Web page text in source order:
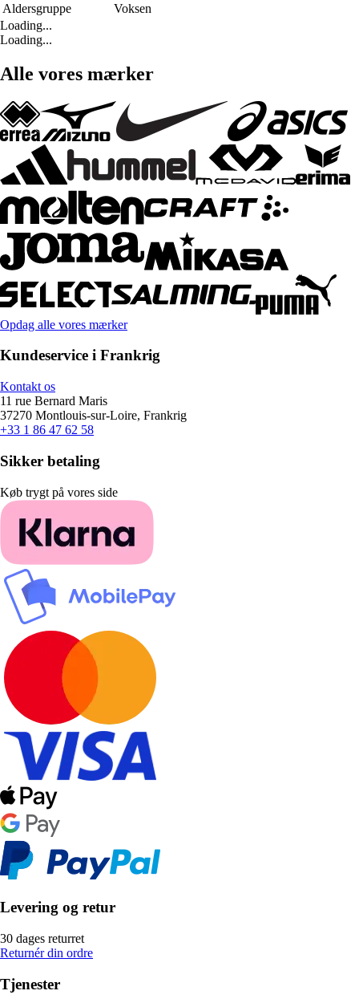
Aldersgruppe
Voksen
Loading...
Loading...
Alle vores mærker
Opdag alle vores mærker
Kundeservice i Frankrig
Kontakt os
11 rue Bernard Maris
37270 Montlouis-sur-Loire, Frankrig
+33 1 86 47 62 58
Sikker betaling
Køb trygt på vores side
Levering og retur
30 dages returret
Returnér din ordre
Tjenester